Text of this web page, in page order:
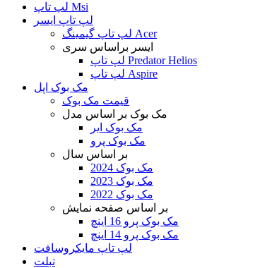
لپ تاپ Msi
لپ تاپ ایسر
لپ تاپ گیمینگ Acer
ایسر براساس سری
لپ تاپ Predator Helios
لپ تاپ Aspire
مک بوک اپل
قیمت مک بوک
مک بوک بر اساس مدل
مک بوک ایر
مک بوک پرو
بر اساس سال
مک بوک 2024
مک بوک 2023
مک بوک 2022
بر اساس صفحه نمایش
مک بوک پرو 16 اینچ
مک بوک پرو 14 اینچ
لپ تاپ مایکروسافت
تبلت